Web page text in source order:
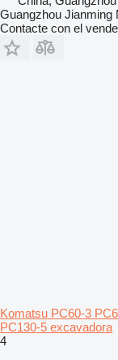
Guangzhou Jianming
Contacte con el
Komatsu PC60‑3
PC130‑5 excavadora
4